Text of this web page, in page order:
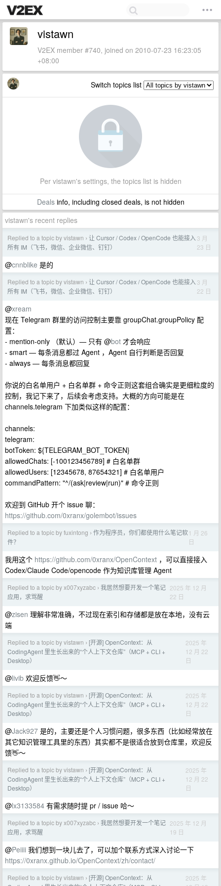
vistawn
V2EX member #740, joined on 2010-07-23 16:23:05
+08:00
Switch topics list
Per vistawn's settings, the topics list is hidden
Dealsinfo, including closed deals, is not hidden
vistawn's recent replies
Replied to a topic by vistawn › 让 Cursor / Codex / OpenCode 也能接入
所有 IM（飞书，微信、企业微信、钉钉）
3 月
23 日
@cnnblike 是的
Replied to a topic by vistawn › 让 Cursor / Codex / OpenCode 也能接入
所有 IM（飞书，微信、企业微信、钉钉）
3 月
22 日
@xream
现在 Telegram 群里的访问控制主要靠 groupChat.groupPolicy 配
置：
- mention-only （默认）— 只有 @bot 才会响应
- smart — 每条消息都过 Agent ，Agent 自行判断是否回复
- always — 每条消息都回复
你说的白名单用户 + 白名单群 + 命令正则这套组合确实是更细粒度的
控制，我记下来了，后续会考虑支持。大概的方向可能是在
channels.telegram 下加类似这样的配置：
channels:
telegram:
botToken: ${TELEGRAM_BOT_TOKEN}
allowedChats: [-100123456789] # 白名单群
allowedUsers: [12345678, 87654321] # 白名单用户
commandPattern: "^/(ask|review|run)" # 命令正则
欢迎到 GitHub 开个 issue 聊：
https://github.com/0xranx/golembot/issues
Replied to a topic by fuxintong › 作为程序员，你们都使用什么笔记软
件？
1 月 26
日
我用这个 https://github.com/0xranx/OpenContext ，可以直接接入
Codex/Claude Code/opencode 作为知识库管理 Agent
Replied to a topic by x007xyzabc › 我居然想要开发一个笔记
应用，求骂醒
2025 年 12 月
22 日
@zisen 理解非常准确，不过现在索引和存储都是放在本地，没有云
端
Replied to a topic by vistawn › [开源] OpenContext：从
CodingAgent 里生长出来的“个人上下文仓库”（MCP + CLI +
Desktop）
2025 年
12 月 22
日
@livib 欢迎反馈👋～
Replied to a topic by vistawn › [开源] OpenContext：从
CodingAgent 里生长出来的“个人上下文仓库”（MCP + CLI +
Desktop）
2025 年
12 月 22
日
@Jack927 是的，主要还是个人习惯问题，很多东西（比如经常放在
其它知识管理工具里的东西）其实都不是很适合放到仓库里，欢迎反
馈👋～
Replied to a topic by vistawn › [开源] OpenContext：从
CodingAgent 里生长出来的“个人上下文仓库”（MCP + CLI +
Desktop）
2025 年
12 月 22
日
@lx3133584 有需求随时提 pr / issue 哈～
Replied to a topic by x007xyzabc › 我居然想要开发一个笔记
应用，求骂醒
2025 年 12 月
19 日
@Peiiii 我们想到一块儿去了，可以加个联系方式深入讨论一下
https://0xranx.github.io/OpenContext/zh/contact/
Replied to a topic by vistawn › [开源] OpenContext：从
2025 年